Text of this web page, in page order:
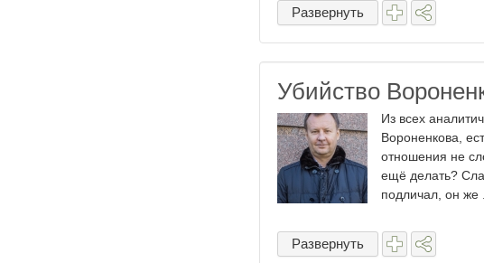
Развернуть
Убийство
Из всех
Вороненкова,
отношения не
ещё делать?
подличал, он же
Развернуть